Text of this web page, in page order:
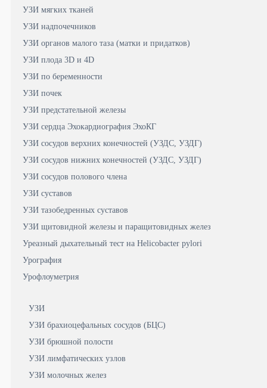
УЗИ мягких тканей
УЗИ надпочечников
УЗИ органов малого таза (матки и придатков)
УЗИ плода 3D и 4D
УЗИ по беременности
УЗИ почек
УЗИ предстательной железы
УЗИ сердца Эхокардиография ЭхоКГ
УЗИ сосудов верхних конечностей (УЗДС, УЗДГ)
УЗИ сосудов нижних конечностей (УЗДС, УЗДГ)
УЗИ сосудов полового члена
УЗИ суставов
УЗИ тазобедренных суставов
УЗИ щитовидной железы и паращитовидных желез
Уреазный дыхательный тест на Helicobacter pylori
Урография
Урофлоуметрия
УЗИ
УЗИ брахиоцефальных сосудов (БЦС)
УЗИ брюшной полости
УЗИ лимфатических узлов
УЗИ молочных желез